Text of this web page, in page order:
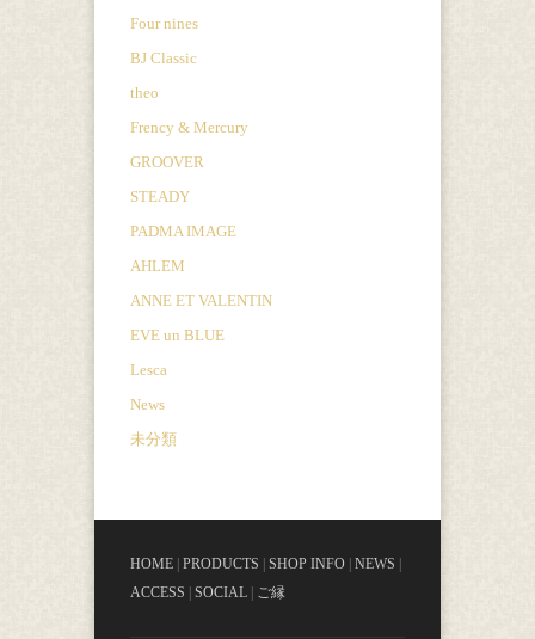
Four nines
BJ Classic
theo
Frency & Mercury
GROOVER
STEADY
PADMA IMAGE
AHLEM
ANNE ET VALENTIN
EVE un BLUE
Lesca
News
未分類
HOME PRODUCTS SHOP INFO NEWS
ACCESS
SOCIAL ご縁